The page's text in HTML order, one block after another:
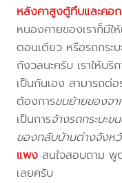
หลังคาสูงตู้ทึบและคอ
หนองคายของเราก็มีใ
ตอนเดียว หรือรถกระ
กังวลนะครับ เราให้บ
เป็นกันเอง สามารถต่
ต้องการขนย้ายของจ
เป็นการจ้างรถกระบะ
ของกลับบ้านต่างจังห
แพง สนใจสอบถาม พู
เลยครับ